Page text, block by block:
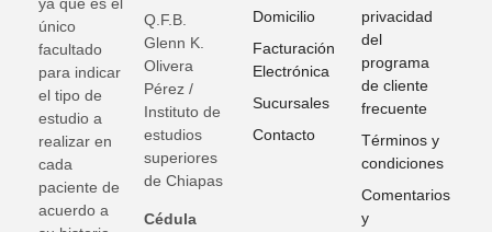
ya que es el
único
facultado
para indicar
el tipo de
estudio a
realizar en
cada
paciente de
acuerdo a
Q.F.B.
Glenn K
Olivera
Pérez /
Instituto de
estudios
superiores
de Chiapas
Cédula
Domicilio
Facturación
Electrónica
Sucursales
Contacto
privacidad
del
programa
de cliente
frecuente
Términos y
condiciones
Comentarios
y